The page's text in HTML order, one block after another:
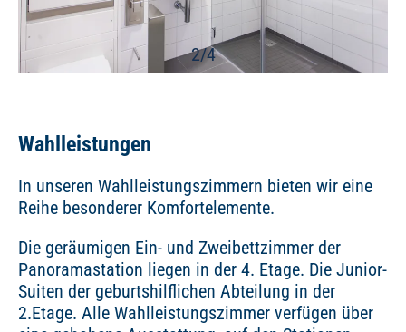
2/4
Wahlleistungen
In unseren Wahlleistungszimmern bieten wir eine
Reihe besonderer Komfortelemente.
Die geräumigen Ein- und Zweibettzimmer der
Panoramastation liegen in der 4. Etage. Die Junior-
Suiten der geburtshilflichen Abteilung in der
2.Etage. Alle Wahlleistungszimmer verfügen über